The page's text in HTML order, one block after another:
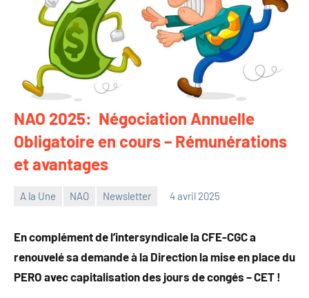
NAO 2025: Négociation Annuelle
Obligatoire en cours – Rémunérations
et avantages
A la Une NAO Newsletter 4 avril 2025
En complément de l’intersyndicale la CFE-CGC a
renouvelé sa demande à la Direction la mise en place du
PERO avec capitalisation des jours de congés – CET !